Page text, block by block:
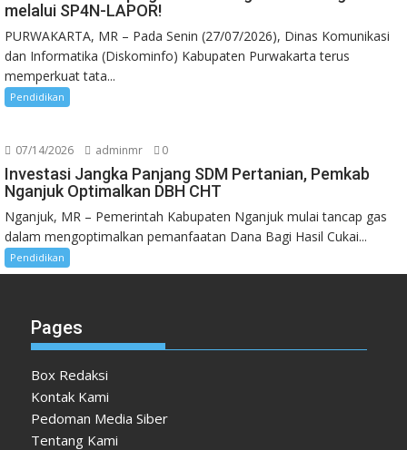
melalui SP4N-LAPOR!
PURWAKARTA, MR – Pada Senin (27/07/2026), Dinas Komunikasi
dan Informatika (Diskominfo) Kabupaten Purwakarta terus
memperkuat tata...
Pendidikan
07/14/2026 adminmr 0
Investasi Jangka Panjang SDM Pertanian, Pemkab
Nganjuk Optimalkan DBH CHT
Nganjuk, MR – Pemerintah Kabupaten Nganjuk mulai tancap gas
dalam mengoptimalkan pemanfaatan Dana Bagi Hasil Cukai...
Pendidikan
Pages
Box Redaksi
Kontak Kami
Pedoman Media Siber
Tentang Kami